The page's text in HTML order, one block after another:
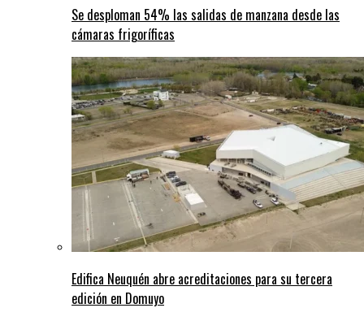
Se desploman 54% las salidas de manzana desde las
cámaras frigoríficas
Edifica Neuquén abre acreditaciones para su tercera
edición en Domuyo